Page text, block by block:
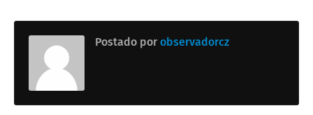
Postado por observadorcz